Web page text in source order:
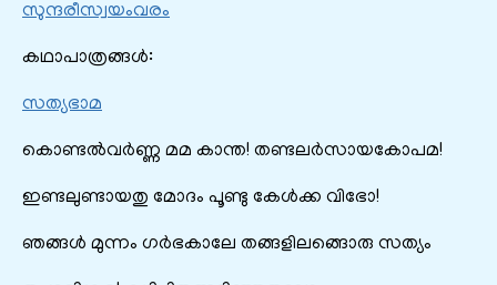
സുന്ദരീസ്വയംവരം
കഥാപാത്രങ്ങൾ:
സത്യഭാമ
കൊണ്ടൽവർണ്ണ മമ കാന്ത! തണ്ടലർസായകോപമ!
ഇണ്ടലുണ്ടായതു മോദം പൂണ്ടു കേൾക്ക വിഭോ!
ഞങ്ങൾ മുന്നം ഗർഭകാലേ തങ്ങളിലങ്ങൊരു സത്യം